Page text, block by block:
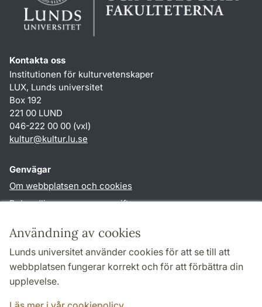
Användning av cookies
Lunds universitet använder cookies för att se till att
webbplatsen fungerar korrekt och för att förbättra din
upplevelse.
Kontakta oss
Institutionen för kulturvetenskaper
LUX, Lunds universitet
Box 192
221 00 LUND
046-222 00 00 (vxl)
kultur@kultur.lu.se
Genvägar
Om webbplatsen och cookies
Behandling av personuppgifter
TYPO3-login
Följ oss i sociala medier